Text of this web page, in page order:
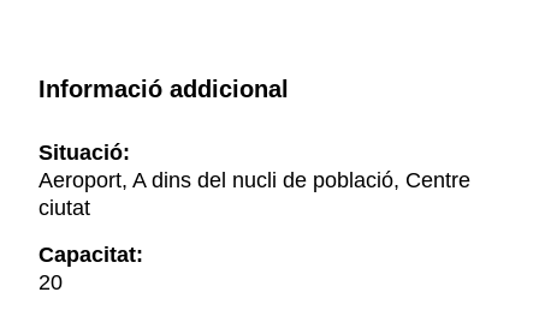
Informació addicional
Situació:
Aeroport, A dins del nucli de població, Centre
ciutat
Capacitat:
20